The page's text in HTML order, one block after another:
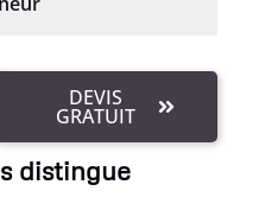
DEVIS
GRATUIT
distingue